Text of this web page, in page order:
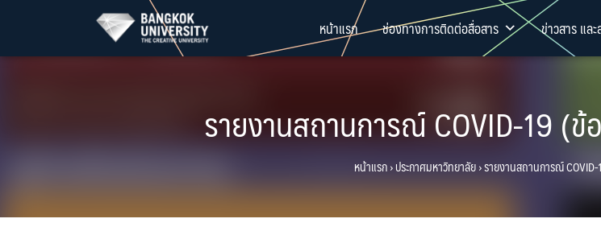
content
หน้าแรก ช่องทางการติดต่อสื่อสาร ข่าวสาร แล
รายงานสถานการณ์ COVID-19 (
หน้าแรก›ประกาศมหาวิทยาลัย›รายงานสถานการณ์